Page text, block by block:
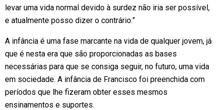
levar uma vida normal devido à surdez não iria ser possível,
e atualmente posso dizer o contrário.”
A infância é uma fase marcante na vida de qualquer jovem, já
que é nesta era que são proporcionadas as bases
necessárias para que se consiga seguir, no futuro, uma vida
em sociedade. A infância de Francisco foi preenchida com
períodos que lhe fizeram obter esses mesmos
ensinamentos e suportes.